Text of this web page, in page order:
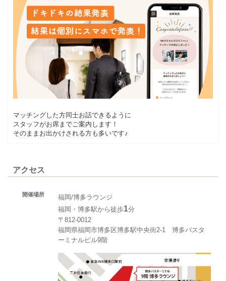
マッチングした方同士お話できるように
スタッフがお席までご案内します！
そのままお出かけされる方も多いです♪
アクセス
開催場所
福岡/博多ラウンジ
福岡・博多駅から徒歩1分
〒812-0012
福岡県福岡市博多区博多駅中央街2-1 博多バスタ
ーミナルビル9階